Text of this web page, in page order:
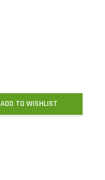
ADD TO WISHLIST